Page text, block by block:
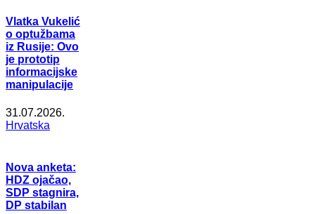
Vlatka Vukelić
o optužbama
iz Rusije: Ovo
je prototip
informacijske
manipulacije
31.07.2026.
Hrvatska
Nova anketa:
HDZ ojačao,
SDP stagnira,
DP stabilan